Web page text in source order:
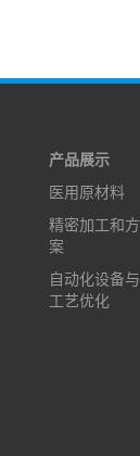
产品展示
医用原材料
精密加工和方
案
自动化设备与
工艺优化